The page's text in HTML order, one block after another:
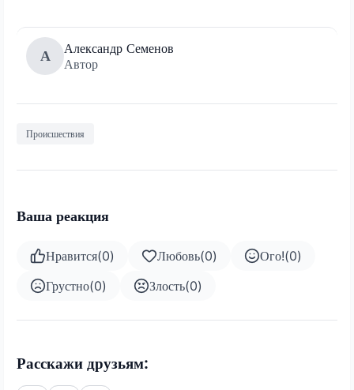
А
Александр Семенов
Автор
Происшествия
Ваша реакция
Нравится(0) Любовь(0) Ого!(0)
Грустно(0) Злость(0)
Расскажи друзьям: